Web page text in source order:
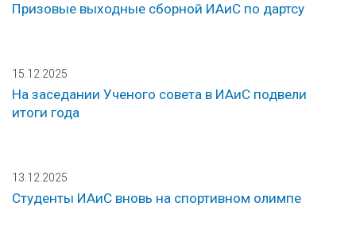
Призовые выходные сборной ИАиС по дартсу
15.12.2025
На заседании Ученого совета в ИАиС подвели
итоги года
13.12.2025
Студенты ИАиС вновь на спортивном олимпе